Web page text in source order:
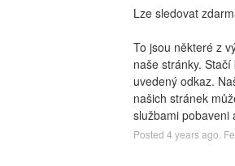
Lze sledovat
To jsou některé z
naše stránky.
uvedený odkaz.
našich stránek
službami pobaveni
Posted 4 years ago.